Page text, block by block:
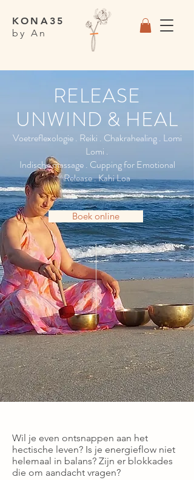
KONA35
by An
RELEASE
UNWIND & HEAL
Voetreflexologie . Reiki . Chakrahealing . Lomi
Lomi .
Indische massage . Cupping for Emotional
Release . Kahi Loa
Boek online
​Wil je even ontsnappen aan het
hectische leven? Is je energieflow niet
helemaal in balans? Zijn er blokkades
die om aandacht vragen?